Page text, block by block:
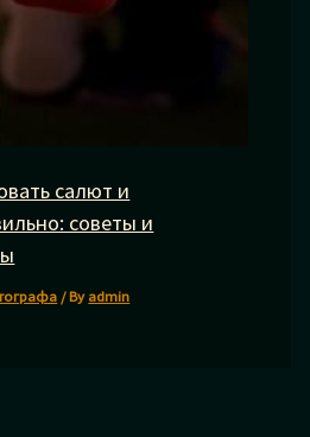
салют и
советы и
/ Byadmin